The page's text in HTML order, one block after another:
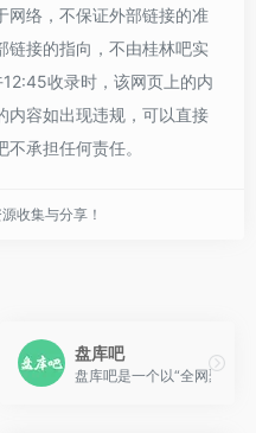
网络，不保证外部链接的准
链接的指向，不由桂林吧实
收录时，该网页上的内
内容如出现违规，可以直接
承担任何责任。
收集与分享！
聚合器，而是演化为一个融合了“内
盘库吧
盘库吧是一个以“全网聚合